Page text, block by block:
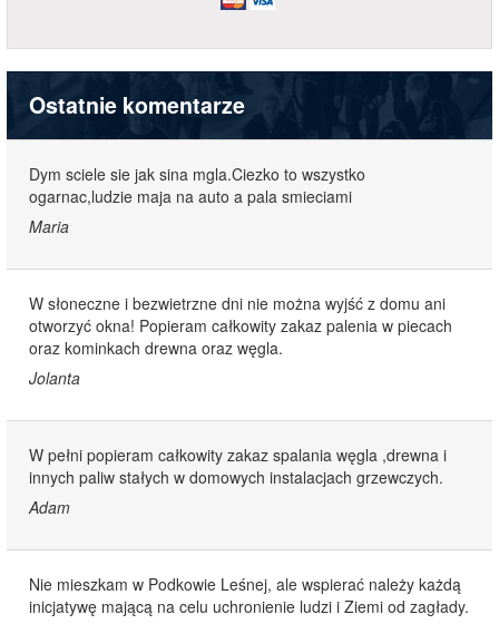
Ostatnie komentarze
Dym sciele sie jak sina mgla.Ciezko to wszystko
ogarnac,ludzie maja na auto a pala smieciami
Maria
W słoneczne i bezwietrzne dni nie można wyjść z domu ani
otworzyć okna! Popieram całkowity zakaz palenia w piecach
oraz kominkach drewna oraz węgla.
Jolanta
W pełni popieram całkowity zakaz spalania węgla ,drewna i
innych paliw stałych w domowych instalacjach grzewczych.
Adam
Nie mieszkam w Podkowie Leśnej, ale wspierać należy każdą
inicjatywę mającą na celu uchronienie ludzi i Ziemi od zagłady.